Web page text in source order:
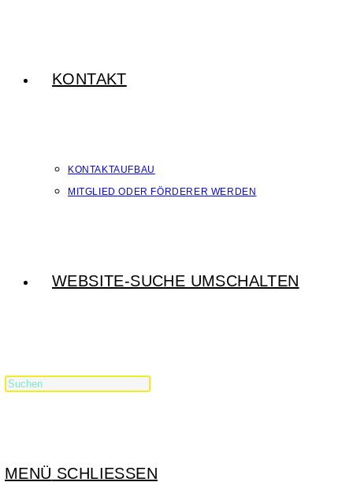
KONTAKT
KONTAKTAUFBAU
MITGLIED ODER FÖRDERER WERDEN
WEBSITE-SUCHE UMSCHALTEN
MENÜ SCHLIESSEN